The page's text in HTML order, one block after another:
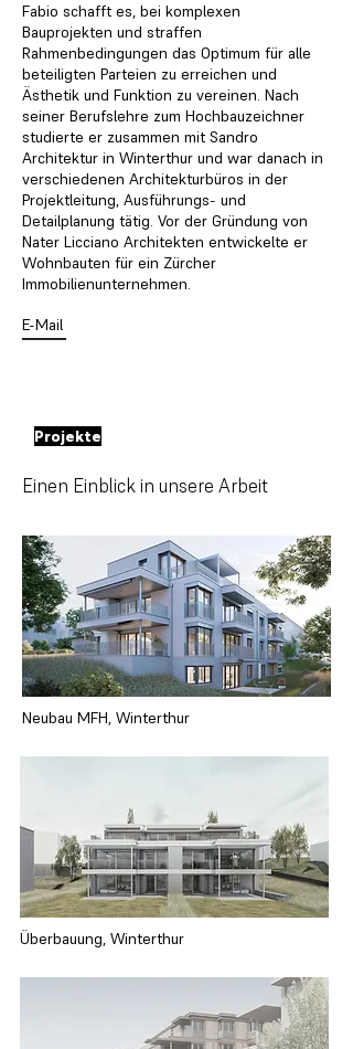
Fabio schafft es, bei komplexen
Bauprojekten und straffen
Rahmenbedingungen das Optimum für alle
beteiligten Parteien zu erreichen und
Ästhetik und Funktion zu vereinen. Nach
seiner Berufslehre zum Hochbauzeichner
studierte er zusammen mit Sandro
Architektur in Winterthur und war danach in
verschiedenen Architekturbüros in der
Projektleitung, Ausführungs- und
Detailplanung tätig. Vor der Gründung von
Nater Licciano Architekten entwickelte er
Wohnbauten für ein Zürcher
Immobilienunternehmen.
E-Mail
Projekte
Einen Einblick in unsere Arbeit
Überbauung, Winterthur
Neubau MFH, Winterthur